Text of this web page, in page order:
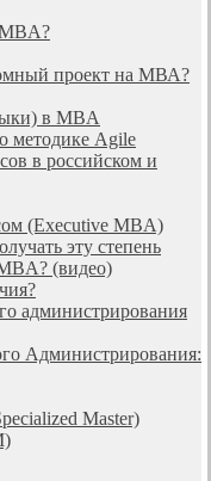
проект на МВА?
в MBA
методике Agile
в российском и
(Executive MBA)
эту степень
(видео)
администрирования
Администрирования:
Master)